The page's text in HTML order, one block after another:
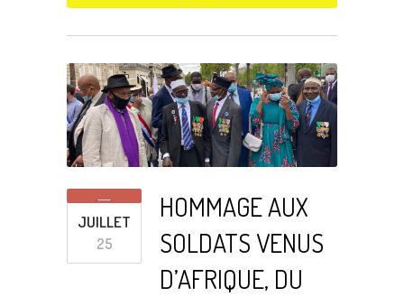
JUILLET
25
HOMMAGE AUX
SOLDATS VENUS
D’AFRIQUE, DU